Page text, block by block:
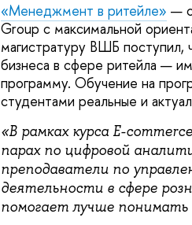
«Менеджмент в ритейле» —
Group с максимальной
магистратуру ВШБ поступил,
бизнеса в сфере ритейла —
программу. Обучение на
студентами реальные и
«В рамках курса E-
парах по цифровой
преподаватели по
деятельности в сфере
помогает лучше